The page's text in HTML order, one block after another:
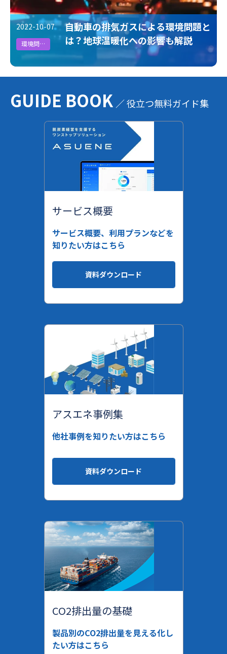
2022-10-07
環境問題
自動車の排気ガスによる環境問題と
は？地球温暖化への影響も解説
GUIDE BOOK ／ 役立つ無料ガイド集
サービス概要
サービス概要、利用プランなどを
知りたい方はこちら
資料ダウンロード
アスエネ事例集
他社事例を知りたい方はこちら
資料ダウンロード
CO2排出量の基礎
製品別のCO2排出量を見える化し
たい方はこちら